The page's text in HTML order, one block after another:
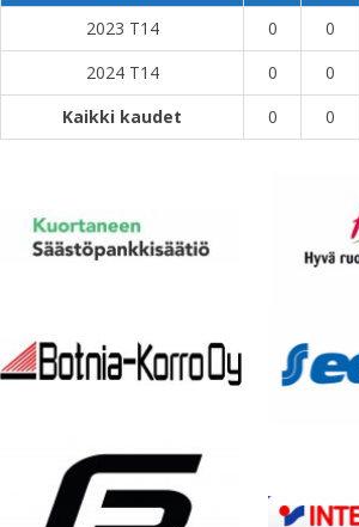
2023 T14
0 0
2024 T14
0 0
Kaikki kaudet
0 0